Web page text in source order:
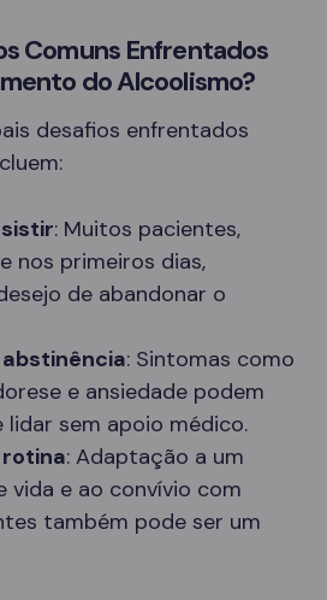
Comuns Enfrentados
do Alcoolismo?
desafios enfrentados
: Muitos pacientes,
nos primeiros dias,
de abandonar o
: Sintomas como
e ansiedade podem
lidar sem apoio médico.
: Adaptação a um
vida e ao convívio com
também pode ser um